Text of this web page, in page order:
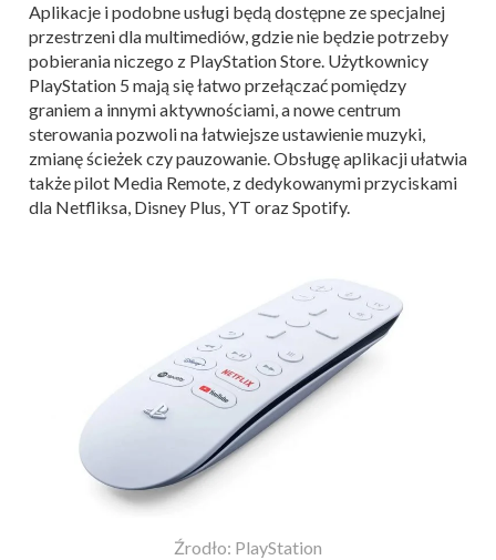
Aplikacje i podobne usługi będą dostępne ze specjalnej
przestrzeni dla multimediów, gdzie nie będzie potrzeby
pobierania niczego z PlayStation Store. Użytkownicy
PlayStation 5 mają się łatwo przełączać pomiędzy
graniem a innymi aktywnościami, a nowe centrum
sterowania pozwoli na łatwiejsze ustawienie muzyki,
zmianę ścieżek czy pauzowanie. Obsługę aplikacji ułatwia
także pilot Media Remote, z dedykowanymi przyciskami
dla Netfliksa, Disney Plus, YT oraz Spotify.
Źrodło: PlayStation